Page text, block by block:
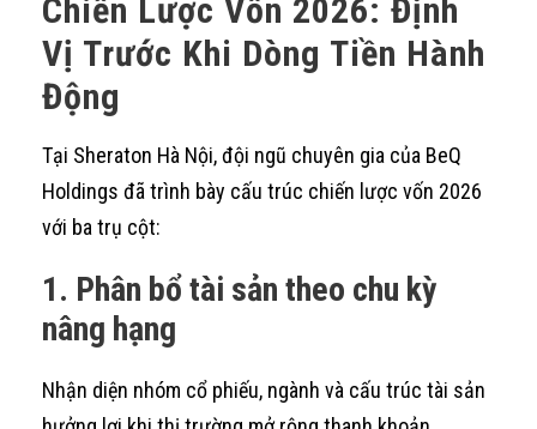
Chiến Lược Vốn 2026: Định
Vị Trước Khi Dòng Tiền Hành
Động
Tại Sheraton Hà Nội, đội ngũ chuyên gia của BeQ
Holdings đã trình bày cấu trúc chiến lược vốn 2026
với ba trụ cột:
1. Phân bổ tài sản theo chu kỳ
nâng hạng
Nhận diện nhóm cổ phiếu, ngành và cấu trúc tài sản